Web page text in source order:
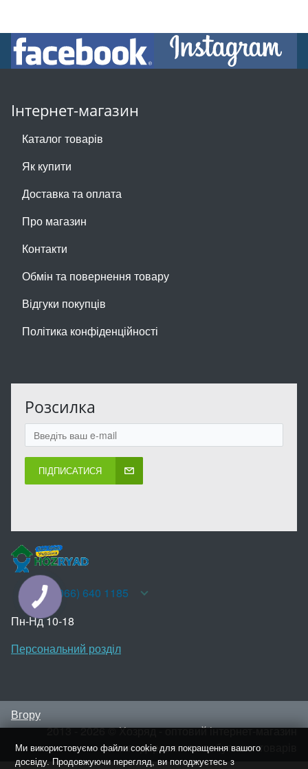
Інтернет-магазин
Каталог товарів
Як купити
Доставка та оплата
Про магазин
Контакти
Обмін та повернення товару
Відгуки покупців
Політика конфіденційності
Розсилка
ПІДПИСАТИСЯ
+38(066) 640 1185
Пн-Нд 10-18
Персональний розділ
Вгору
2013 - 2026 © Хозряд - оптовий інтернет-магазин
господарських та побутових товарів
Ми використовуємо файли cookie для покращення вашого
досвіду. Продовжуючи перегляд, ви погоджуєтесь з
КНОПКА
ЗВ'ЯЗКУ